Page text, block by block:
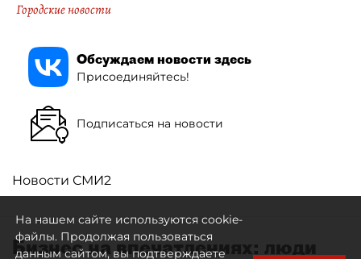
Городские новости
Обсуждаем новости здесь
Присоединяйтесь!
Подписаться на новости
Новости СМИ2
Бизнес на впечатлениях: люди
На нашем сайте используются cookie-
файлы. Продолжая пользоваться
данным сайтом, вы подтверждаете